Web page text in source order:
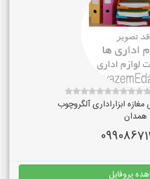
ابزاراداری آلگروچوب
همدان
پروفایل